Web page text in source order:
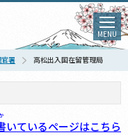
MENU
署 高松出入国在留管理局
いているページはこちら